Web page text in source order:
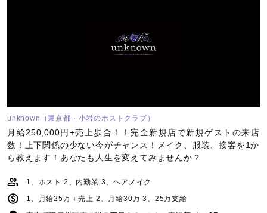
unknown（東京都・小岩のホストクラブ）
月給250,000円+売上歩合！！完全新規店で新規ゲストの来店
数！上下関係の少ない今がチャンス！メイク、服装、接客を1か
ら教えます！あなたも​人生を変えてみませんか？
1、ホスト 2、内勤業 3、ヘアメイク
1、月給25万＋売上 2、月給30万 3、25万支給